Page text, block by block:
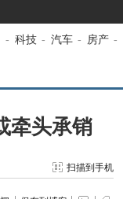
- 科技 - 汽车 - 房产 -
牵头承销
扫描到手机